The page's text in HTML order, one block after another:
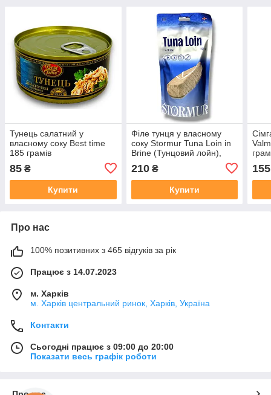
Тунець салатний у
власному соку Best time
185 грамів
85 ₴
Купити
Філе тунця у власному
соку Stormur Tuna Loin in
Brine (Тунцовий лойн),
ложкою) — Код 7428
210₴
Купити
155
Про нас
100% позитивних з 465 відгуків за рік
Працює з 14.07.2023
м. Харків
м. Харків центральний ринок, Харків, Україна
Контакти
Сьогодні працює з 09:00 до 20:00
Показати весь графік роботи